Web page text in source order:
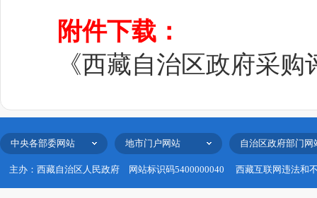
附件下载：
《西藏自治区政府采
中央各部委网站 地市门户网站 自治区政府部门网
主办：西藏自治区人民政府 网站标识码5400000040 西藏互联网违法和